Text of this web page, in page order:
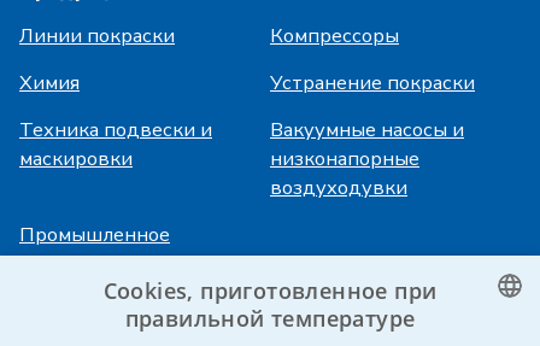
Линии покраски
Компрессоры
Химия
Устранение покраски
Техника подвески и
маскировки
Вакуумные насосы и
низконапорные
воздуходувки
Промышленное
охлаждение
Авторизация
Cookies, приготовленное при
правильной температуре